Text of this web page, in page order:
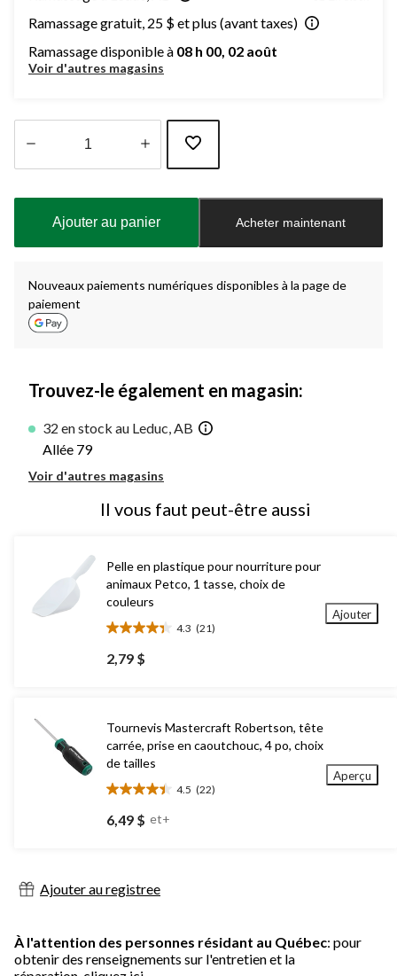
Ramassage gratuit, 25 $ et plus (avant taxes)
Ramassage disponible à 08 h 00, 02 août
Voir d'autres magasins
à
Ajouter au panier Acheter maintenant
Nouveaux paiements numériques disponibles à la page de
paiement
Trouvez-le également en magasin:
32 en stock au Leduc, AB
Allée 79
Voir d'autres magasins
Il vous faut peut-être aussi
Pelle en plastique pour nourriture pour
animaux Petco, 1 tasse, choix de
couleurs
4.3 (21)
4.3
étoile(s)
sur
évaluations
2,79 $
Ajouter
Tournevis Mastercraft Robertson, tête
carrée, prise en caoutchouc, 4 po, choix
de tailles
4.5 (22)
4.5
étoile(s)
sur
évaluations
6,49 $ et+
Aperçu
Ajouter au registree
À l'attention des personnes résidant au Québec: pour
obtenir des renseignements sur l'entretien et la